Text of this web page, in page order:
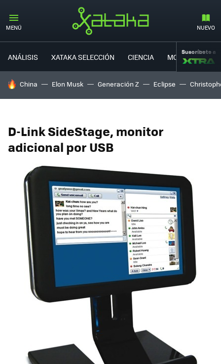
MENÚ NUEVO
ANÁLISIS XATAKA SELECCIÓN CIENCIA MOVILIDAD
Suscríbete a
HOY SE HABLA DE
China Elon Musk Generación Z Eclipse
D-Link SideStage, monitor
adicional por USB